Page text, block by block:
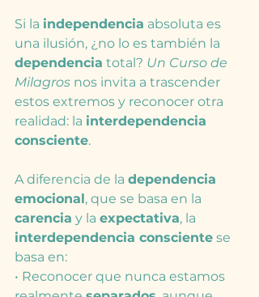
Si la independencia absoluta es
una ilusión, ¿no lo es también la
dependencia total? Un Curso de
Milagros nos invita a trascender
estos extremos y reconocer otra
realidad: la interdependencia
consciente.
A diferencia de la dependencia
emocional , que se basa en la
carencia y la expectativa, la
interdependencia consciente se
basa en:
• Reconocer que nunca estamos